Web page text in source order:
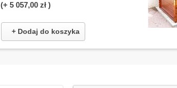
(+ 5 057,00 zł )
+ Dodaj do koszyka